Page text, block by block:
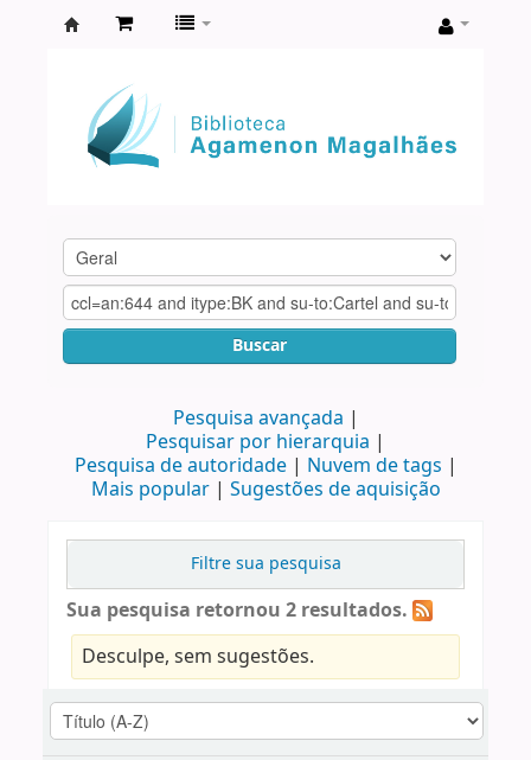
Agamenon
Magalhães
Buscar
Pesquisa avançada
Pesquisar por hierarquia
Pesquisa de autoridade
Nuvem de tags
Mais popular
Sugestões de aquisição
Filtre sua pesquisa
Sua pesquisa retornou 2 resultados.
Desculpe, sem sugestões.